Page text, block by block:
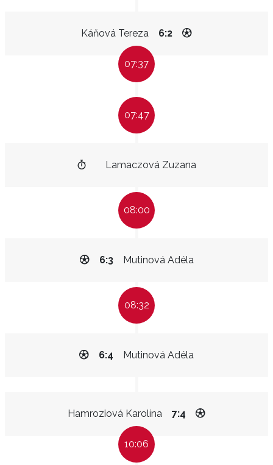
Káňová Tereza 6:2
07:37
07:47
Lamaczová Zuzana
08:00
Mutinová Adéla
6:3
08:32
Mutinová Adéla
6:4
Hamroziová Karolína 7:4
10:06